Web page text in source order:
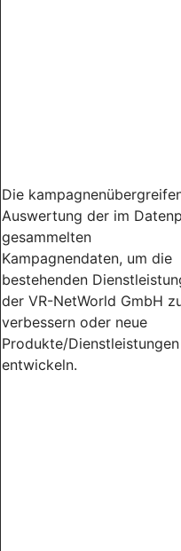
Die
Auswertung der im
gesammelten
Kampagnendaten, um die
bestehenden
der VR-NetWorld GmbH
verbessern oder neue
Produkte/
entwickeln.